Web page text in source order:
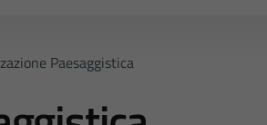
Paesaggistica